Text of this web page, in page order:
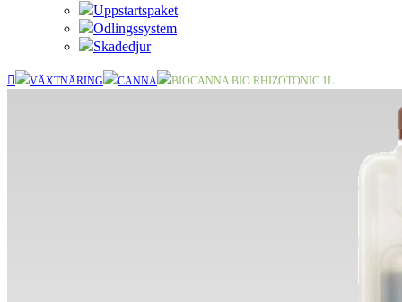
Uppstartspaket
Odlingssystem
Skadedjur
VÄXTNÄRING CANNA BIOCANNA BIO RHIZOTONIC 1L